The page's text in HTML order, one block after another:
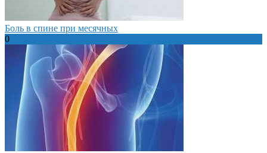
Боль в спине при месячных
0